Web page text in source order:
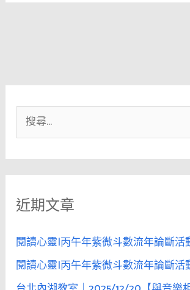
人
的
手
男
用
手
指
尋
關
字
近期文章
閱讀心靈|丙午年紫微斗數流年論斷活
閱讀心靈|丙午年紫微斗數流年論斷活